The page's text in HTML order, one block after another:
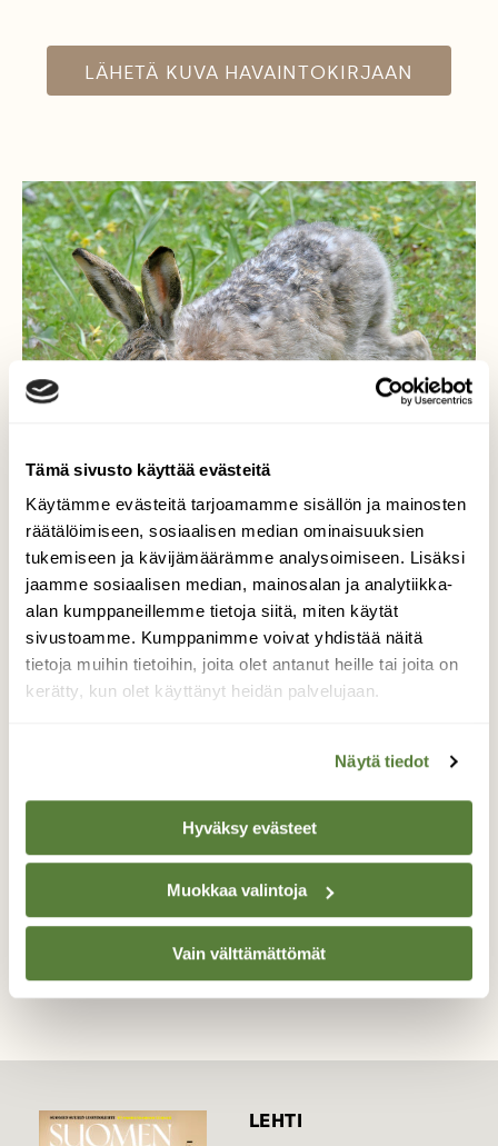
Tämä sivusto käyttää evästeitä
Käytämme evästeitä tarjoamamme sisällön ja mainosten
räätälöimiseen, sosiaalisen median ominaisuuksien
tukemiseen ja kävijämäärämme analysoimiseen. Lisäksi
jaamme sosiaalisen median, mainosalan ja analytiikka-
alan kumppaneillemme tietoja siitä, miten käytät
sivustoamme. Kumppanimme voivat yhdistää näitä
tietoja muihin tietoihin, joita olet antanut heille tai joita on
kerätty, kun olet käyttänyt heidän palvelujaan.
Näytä tiedot
Hyväksy evästeet
Muokkaa valintoja
Vain välttämättömät
LÄHETÄ KUVA HAVAINTOKIRJAAN
Rusakko
kolmekin yhtäaikaa.
TAKAISIN LISTAAN
LEHTI